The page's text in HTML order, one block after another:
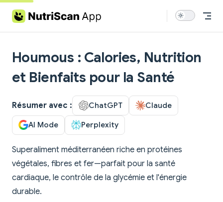
Skip to content
Houmous : Calories, Nutrition
et Bienfaits pour la Santé
Résumer avec : ChatGPT Claude
AI Mode Perplexity
Superaliment méditerranéen riche en protéines
végétales, fibres et fer—parfait pour la santé
cardiaque, le contrôle de la glycémie et l'énergie
durable.